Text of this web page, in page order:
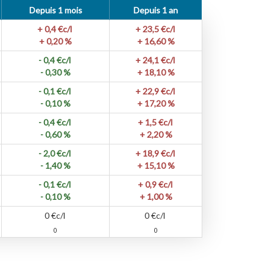
Depuis 1 mois
Depuis 1 an
+ 0,4€c/l
+ 0,20 %
+ 23,5€c/l
+ 16,60 %
- 0,4€c/l
- 0,30 %
+ 24,1€c/l
+ 18,10 %
- 0,1€c/l
- 0,10 %
+ 22,9€c/l
+ 17,20 %
- 0,4€c/l
- 0,60 %
+ 1,5€c/l
+ 2,20 %
- 2,0€c/l
- 1,40 %
+ 18,9€c/l
+ 15,10 %
- 0,1€c/l
- 0,10 %
+ 0,9€c/l
+ 1,00 %
0€c/l
0
0€c/l
0